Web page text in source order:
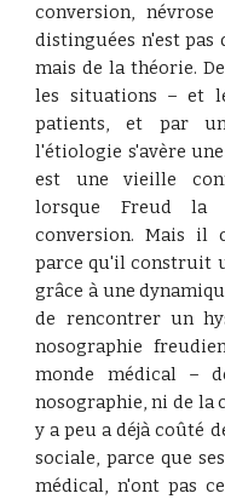
conversion,
distinguées n'est pas
mais de la théorie.
les situations – et
patients, et par
l'étiologie s'avère
est une vieille
lorsque Freud la
conversion. Mais il
parce qu'il construit
grâce à une
de rencontrer un
nosographie
monde médical –
nosographie, ni de la
y a peu a déjà coûté
sociale, parce que
médical, n'ont pas